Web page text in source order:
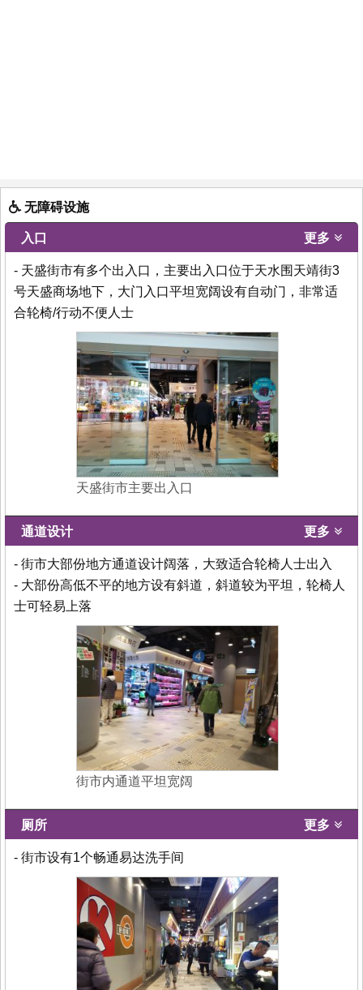
无障碍设施
入口 更多
- 天盛街市有多个出入口，主要出入口位于天水围天靖街3
号天盛商场地下，大门入口平坦宽阔设有自动门，非常适
合轮椅/行动不便人士
天盛街市主要出入口
通道设计 更多
- 街市大部份地方通道设计阔落，大致适合轮椅人士出入
- 大部份高低不平的地方设有斜道，斜道较为平坦，轮椅人
士可轻易上落
街市内通道平坦宽阔
厕所 更多
- 街市设有1个畅通易达洗手间